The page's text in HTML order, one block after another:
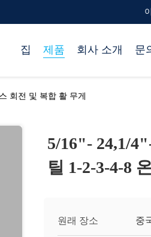
집 제품 회사 소개 문
회전 및 복합 활 무게
5/16"- 24,1/
틸 1-2-3-4-8
원래 장소 중